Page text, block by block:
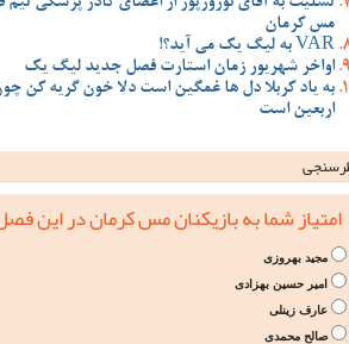
مس کرمان
VAR به لیگ یک می آید؟!
اواخر شهریور زمان استارت فصل جدید لیگ یک
به یاد کربلا دل ها غمگین است دلا خون گریه کن
اربعین است
امتیاز شما به بازیکنان مس کرمان در این
مجید بهروزی
امیر حسین بهزادی
عارف زینلی
صالح محمدی